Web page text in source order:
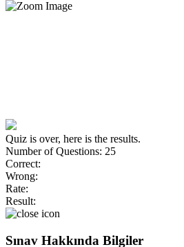
Quiz is over, here is the results.
Number of Questions: 25
Correct:
Wrong:
Rate:
Result:
Sınav Hakkında Bilgiler